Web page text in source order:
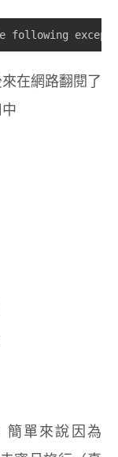
在網路翻閱了
簡單來說因為